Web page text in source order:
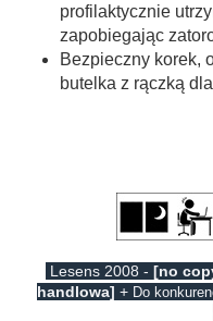
profilaktycznie
zapobiegając
Bezpieczny korek,
butelka z rączką
Lesens 2008 - [no
handlowa] + Do